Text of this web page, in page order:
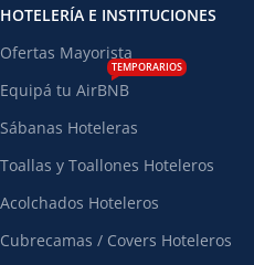
HOTELERÍA E INSTITUCIONES
Ofertas Mayorista
Equipá tu AirBNB
TEMPORARIOS
Sábanas Hoteleras
Toallas y Toallones Hoteleros
Acolchados Hoteleros
Cubrecamas / Covers Hoteleros